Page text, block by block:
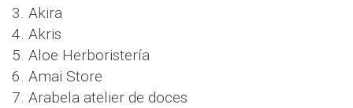
3. Akira
4. Akris
5. Aloe Herboristería
6. Amai Store
7. Arabela atelier de doces